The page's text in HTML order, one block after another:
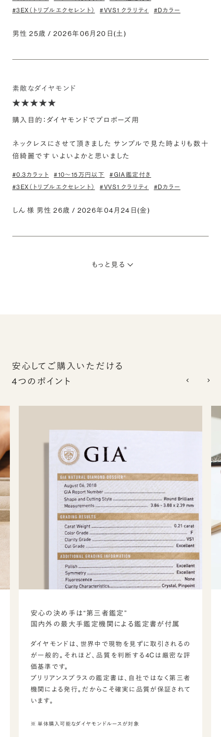
#3EX（トリプルエクセレント）
#VVS1 クラリティ #Dカラー
男性 25歳 / 2026年06月20日(土)
素敵なダイヤモンド
購入目的：ダイヤモンドでプロポーズ用
ネックレスにさせて頂きました サンプルで見た時よりも数十
倍綺麗です いよいよかと思いました
#0.3カラット #10〜15万円以下
#GIA鑑定付き
#3EX（トリプルエクセレント）
#VVS1 クラリティ #Dカラー
しん 様 男性 26歳 / 2026年04月24日(金)
もっと見る
安心してご購入いただける
4つのポイント
安心の決め手は“第三者鑑定”
国内外の最大手鑑定機関による鑑定書が付属
ダイヤモンドは、世界中で現物を見ずに取引されるの
が一般的。それほど、品質を判断する4Cは厳密な評
価基準です。
ブリリアンスプラスの鑑定書は、自社ではなく第三者
機関による発行。だからこそ確実に品質が保証されて
います。
※ 単体購入可能なダイヤモンドルースが対象